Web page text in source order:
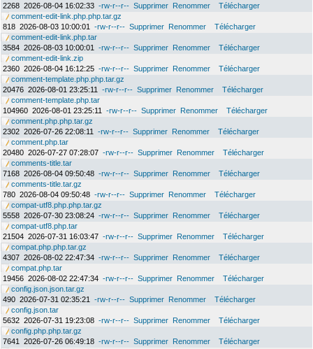
2268 2026-08-04 16:02:33 -rw-r--r-- Supprimer Renommer
Télécharger
comment-edit-link.php.php.tar.gz
818 2026-08-03 10:00:01 -rw-r--r-- Supprimer Renommer
Télécharger
comment-edit-link.php.tar
3584 2026-08-03 10:00:01 -rw-r--r-- Supprimer Renommer
Télécharger
comment-edit-link.zip
2360 2026-08-04 16:12:25 -rw-r--r-- Supprimer Renommer
Télécharger
comment-template.php.php.tar.gz
20476 2026-08-01 23:25:11 -rw-r--r-- Supprimer Renommer
Télécharger
comment-template.php.tar
104960 2026-08-01 23:25:11 -rw-r--r-- Supprimer Renommer
Télécharger
comment.php.php.tar.gz
2302 2026-07-26 22:08:11 -rw-r--r-- Supprimer Renommer
Télécharger
comment.php.tar
20480 2026-07-27 07:28:07 -rw-r--r-- Supprimer Renommer
Télécharger
comments-title.tar
7168 2026-08-04 09:50:48 -rw-r--r-- Supprimer Renommer
Télécharger
comments-title.tar.gz
780 2026-08-04 09:50:48 -rw-r--r-- Supprimer Renommer
Télécharger
compat-utf8.php.php.tar.gz
5558 2026-07-30 23:08:24 -rw-r--r-- Supprimer Renommer
Télécharger
compat-utf8.php.tar
21504 2026-07-31 16:03:47 -rw-r--r-- Supprimer Renommer
Télécharger
compat.php.php.tar.gz
4307 2026-08-02 22:47:34 -rw-r--r-- Supprimer Renommer
Télécharger
compat.php.tar
19456 2026-08-02 22:47:34 -rw-r--r-- Supprimer Renommer
Télécharger
config.json.json.tar.gz
490 2026-07-31 02:35:21 -rw-r--r-- Supprimer Renommer
Télécharger
config.json.tar
5632 2026-07-31 19:23:08 -rw-r--r-- Supprimer Renommer
Télécharger
config.php.php.tar.gz
7641
2026-07-26 06:49:18 -rw-r--r-- Supprimer Renommer
Télécharger